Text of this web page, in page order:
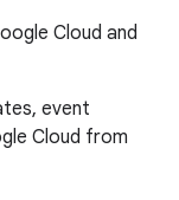
Cloud and
event
Cloud from